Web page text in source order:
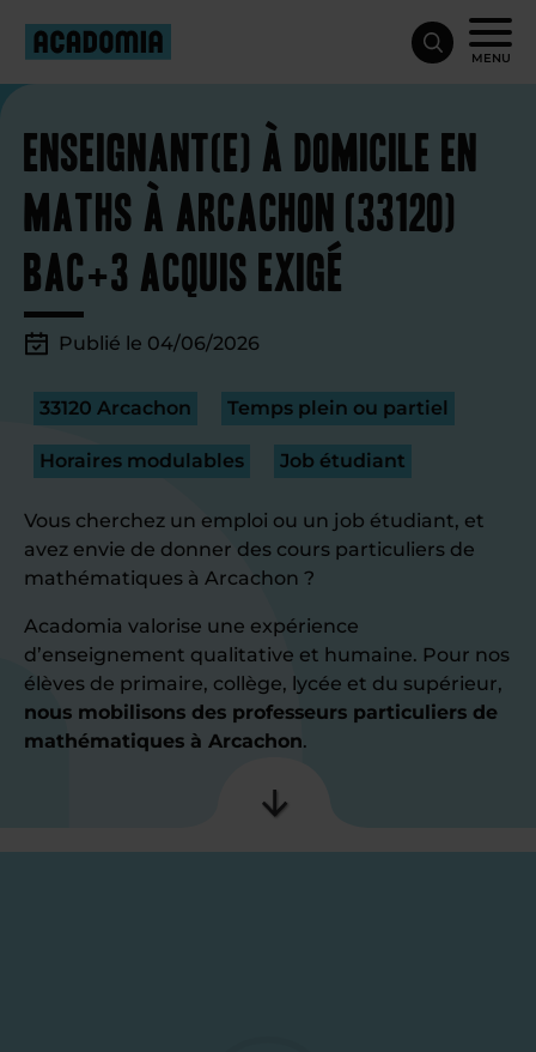
MENU
Enseignant(e) à domicile en
maths à Arcachon (33120)
Bac+3 acquis exigé
Publié le 04/06/2026
33120 Arcachon Temps plein ou partiel
Horaires modulables Job étudiant
Vous cherchez un emploi ou un job étudiant, et
avez envie de donner des cours particuliers de
mathématiques à Arcachon ?
Acadomia valorise une expérience
d’enseignement qualitative et humaine. Pour nos
élèves de primaire, collège, lycée et du supérieur,
nous mobilisons des professeurs particuliers de
mathématiques à Arcachon.